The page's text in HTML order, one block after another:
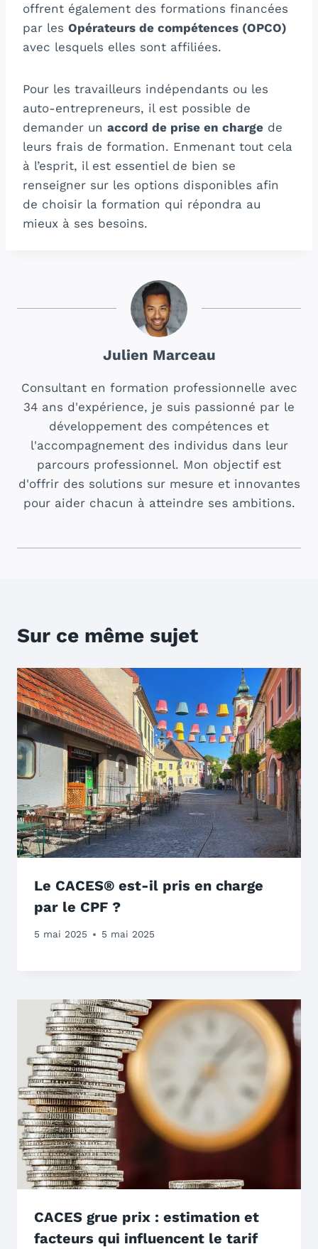
offrent également des formations financées
par les Opérateurs de compétences (OPCO)
avec lesquels elles sont affiliées.
Pour les travailleurs indépendants ou les
auto-entrepreneurs, il est possible de
demander un accord de prise en charge de
leurs frais de formation. Enmenant tout cela
à l’esprit, il est essentiel de bien se
renseigner sur les options disponibles afin
de choisir la formation qui répondra au
mieux à ses besoins.
Julien Marceau
Consultant en formation professionnelle avec
34 ans d'expérience, je suis passionné par le
développement des compétences et
l'accompagnement des individus dans leur
parcours professionnel. Mon objectif est
d'offrir des solutions sur mesure et innovantes
pour aider chacun à atteindre ses ambitions.
Sur ce même sujet
Le CACES® est-il pris en charge
par le CPF ?
5 mai 2025 5 mai 2025
CACES grue prix : estimation et
facteurs qui influencent le tarif